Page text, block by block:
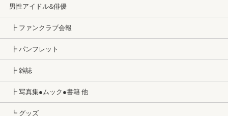
男性アイドル&俳優
┣ ファンクラブ会報
┣ パンフレット
┣ 雑誌
┣ 写真集●ムック●書籍 他
┗ グッズ